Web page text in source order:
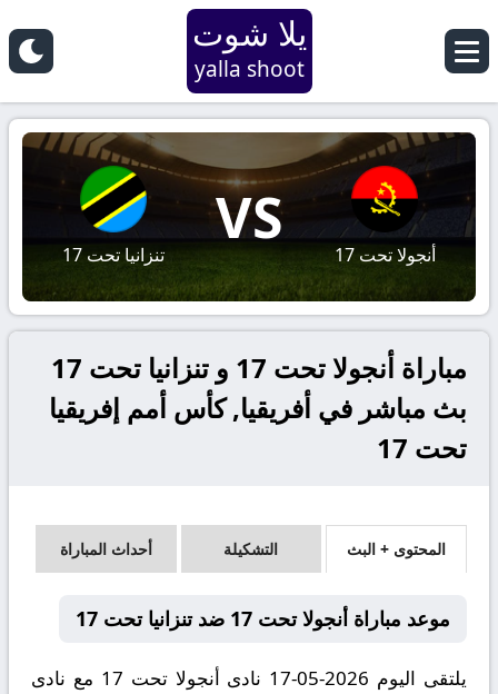
يلا شوت
yalla shoot
أنجولا تحت 17
VS
تنزانيا تحت 17
مباراة أنجولا تحت 17 و تنزانيا تحت 17
بث مباشر في أفريقيا, كأس أمم إفريقيا
تحت 17
المحتوى + البث التشكيلة أحداث المباراة
موعد مباراة أنجولا تحت 17 ضد تنزانيا تحت 17
يلتقى اليوم 2026-05-17 نادى أنجولا تحت 17 مع نادى